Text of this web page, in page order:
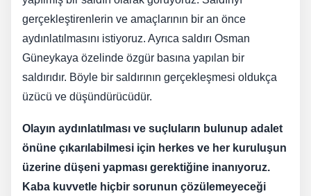
gerçekleştirenlerin ve amaçlarının bir an önce
aydınlatılmasını istiyoruz. Ayrıca saldırı Osman
Güneykaya özelinde özgür basına yapılan bir
saldırıdır. Böyle bir saldırının gerçekleşmesi oldukça
üzücü ve düşündürücüdür.
Olayın aydınlatılması ve suçluların bulunup adalet
önüne çıkarılabilmesi için herkes ve her kuruluşun
üzerine düşeni yapması gerektiğine inanıyoruz.
Kaba kuvvetle hiçbir sorunun çözülemeyeceği